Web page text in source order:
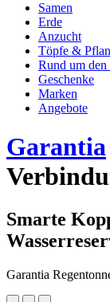
Samen
Erde
Anzucht
Töpfe &
Rund um den
Geschenke
Marken
Angebote
Garantia
Smarte
Garantia